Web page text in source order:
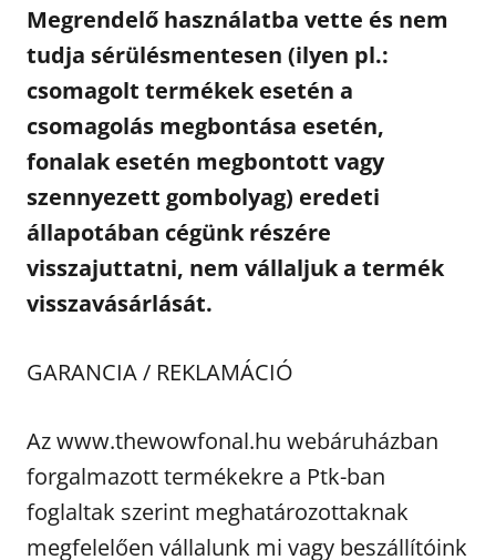
Megrendelő használatba vette és nem
tudja sérülésmentesen (ilyen pl.:
csomagolt termékek esetén a
csomagolás megbontása esetén,
fonalak esetén megbontott vagy
szennyezett gombolyag) eredeti
állapotában cégünk részére
visszajuttatni, nem vállaljuk a termék
visszavásárlását.
GARANCIA / REKLAMÁCIÓ
Az www.thewowfonal.hu webáruházban
forgalmazott termékekre a Ptk-ban
foglaltak szerint meghatározottaknak
megfelelően vállalunk mi vagy beszállítóink